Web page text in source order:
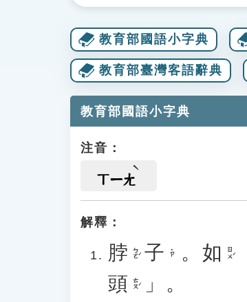
教育部國語小字典
教育部臺灣客語辭典
教育部國語小字典
注音：
ㄒㄧㄤ
解釋：
脖 ㄅㄛˊ 子 ˙ㄗ 。 如 ㄖㄨˊ
頭 ㄊㄡˊ
」。